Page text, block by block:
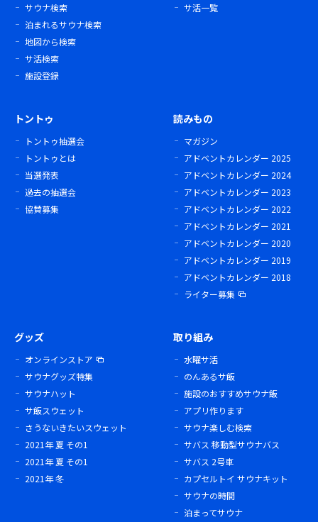
サウナ検索
泊まれるサウナ検索
地図から検索
サ活検索
施設登録
サ活一覧
トントゥ
トントゥ抽選会
トントゥとは
当選発表
過去の抽選会
協賛募集
読みもの
マガジン
アドベントカレンダー 2025
アドベントカレンダー 2024
アドベントカレンダー 2023
アドベントカレンダー 2022
アドベントカレンダー 2021
アドベントカレンダー 2020
アドベントカレンダー 2019
アドベントカレンダー 2018
ライター募集
グッズ
オンラインストア
サウナグッズ特集
サウナハット
サ飯スウェット
さうないきたいスウェット
2021年 夏 その1
2021年 夏 その1
2021年 冬
取り組み
水曜サ活
のんあるサ飯
施設のおすすめサウナ飯
アプリ作ります
サウナ楽しむ検索
サバス 移動型サウナバス
サバス 2号車
カプセルトイ サウナキット
サウナの時間
泊まってサウナ